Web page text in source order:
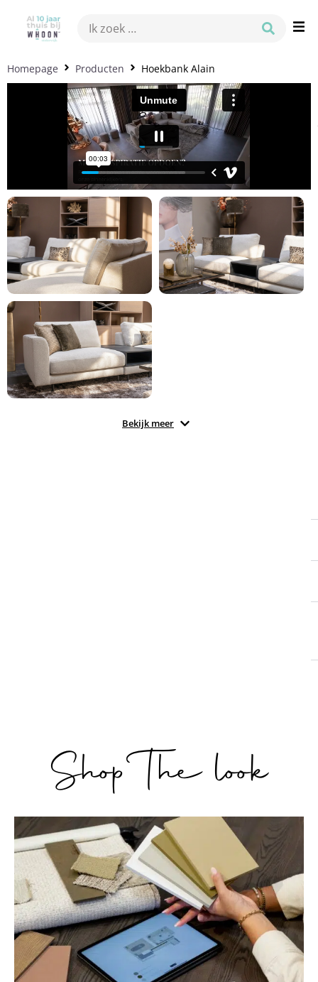
Homepage Producten Hoekbank Alain
Bekijk meer
Shop The look